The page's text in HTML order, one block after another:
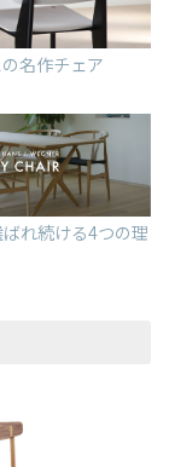
名作チェア
れ続ける4つの理